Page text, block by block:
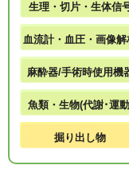
生理・切片・生体信
血流計・血圧・画像解
麻酔器/手術時使用機
魚類・生物(代謝･運
掘り出し物